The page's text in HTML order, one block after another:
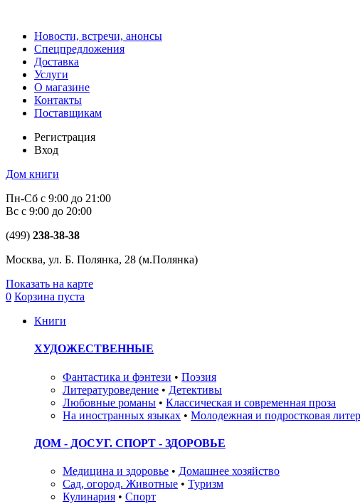
Новости, встречи, анонсы
Спецпредложения
Доставка
Услуги
О магазине
Контакты
Поставщикам
Регистрация
Вход
Дом книги
Пн-Сб с 9:00 до 21:00
Вс с 9:00 до 20:00
(499) 238-38-38
Москва, ул. Б. Полянка, 28 (м.Полянка)
Показать на карте
0 Корзина пуста
Книги
ХУДОЖЕСТВЕННЫЕ
Фантастика и фэнтези • Поэзия
Литературоведение • Детективы
Любовные романы • Классическая и современная проза
На иностранных языках • Молодежная и подростковая
ДОМ - ДОСУГ. СПОРТ - ЗДОРОВЬЕ
Медицина и здоровье • Домашнее хозяйство
Сад, огород. Животные • Туризм
Кулинария • Спорт